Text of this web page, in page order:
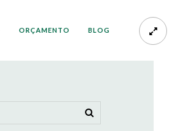
ORÇAMENTO BLOG